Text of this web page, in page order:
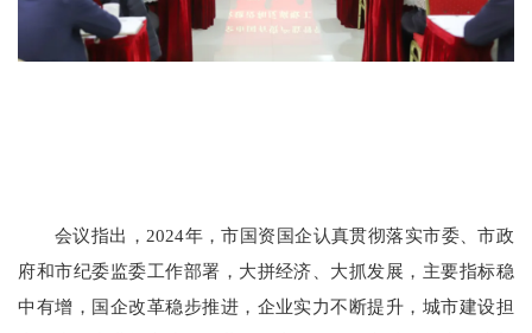
会议指出，2024年，市国资国企认真贯彻落实市委、市政
府和市纪委监委工作部署，大拼经济、大抓发展，主要指标稳
中有增，国企改革稳步推进，企业实力不断提升，城市建设担